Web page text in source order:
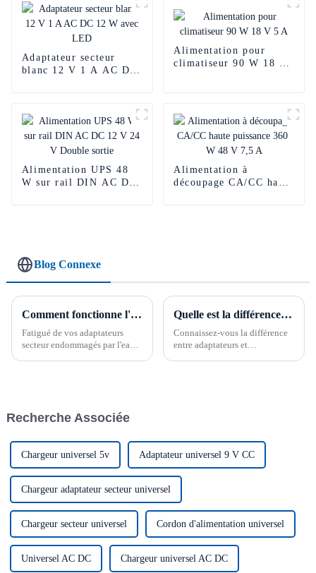
Adaptateur secteur
blanc 12 V 1 A AC DC
Alimentation pour
climatiseur 90 W 18 V
Alimentation UPS 48
W sur rail DIN AC DC
Alimentation à
découpage CA/CC haute
Blog Connexe
Comment fonctionne l'alimentation étanche ?
Fatigué de vos adaptateurs
secteur endommagés par l'eau
Quelle est la différence entre un adaptateur et un chargeur ?
Connaissez-vous la différence
entre adaptateurs et
Recherche Associée
Chargeur universel 5v Adaptateur universel 9 V CC
Chargeur adaptateur secteur universel
Chargeur secteur universel Cordon d'alimentation universel
Universel AC DC Chargeur universel AC DC